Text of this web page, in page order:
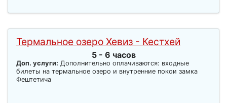
Термальное озеро Хевиз - Кестхей
5 - 6 часов
Доп. услуги: Дополнительно оплачиваются: входные
билеты на термальное озеро и внутренние покои замка
Фештетича